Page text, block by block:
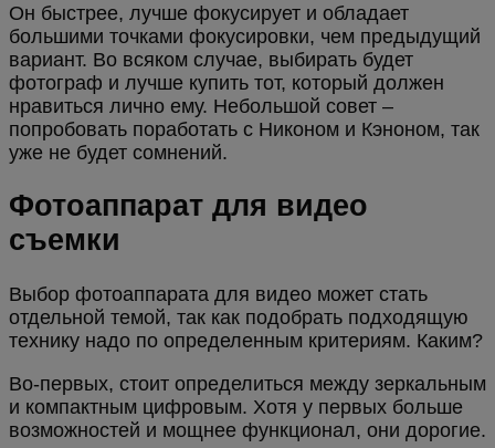
Он быстрее, лучше фокусирует и обладает
большими точками фокусировки, чем предыдущий
вариант. Во всяком случае, выбирать будет
фотограф и лучше купить тот, который должен
нравиться лично ему. Небольшой совет –
попробовать поработать с Никоном и Кэноном, так
уже не будет сомнений.
Фотоаппарат для видео
съемки
Выбор фотоаппарата для видео может стать
отдельной темой, так как подобрать подходящую
технику надо по определенным критериям. Каким?
Во-первых, стоит определиться между зеркальным
и компактным цифровым. Хотя у первых больше
возможностей и мощнее функционал, они дорогие.